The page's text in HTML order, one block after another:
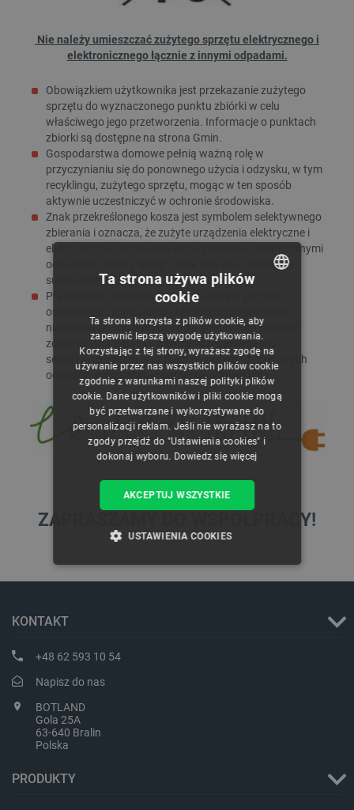
Nie należy umieszczać zużytego sprzętu elektrycznego i
elektronicznego łącznie z innymi odpadami.
Obowiązkiem użytkownika jest przekazanie zużytego
sprzętu do wyznaczonego punktu zbiórki w celu
właściwego jego przetworzenia. Informacje o punktach
zbiorki są dostępne na strona Gmin.
Gospodarstwa domowe pełnią ważną rolę w
przyczynianiu się do ponownego użycia i odzysku, w tym
recyklingu, zużytego sprzętu, mogąc w ten sposób
aktywnie uczestniczyć w ochronie środowiska.
Znak przekreślonego kosza jest symbolem selektywnego
zbierania i oznacza, że zużyte urządzenia elektryczne i
elektroniczne nie powinny być wyrzucane razem z innymi
odpadami. Zużyty sprzęt może zawierać szkodliwe
substancje (m.in. kadm, ołów, rtęć, freon).
Prawidłowa utylizacja zużytego sprzętu pomoże
oszczędzać cenne zasoby i zapobiec potencjalnie
niebezpiecznemu wpływowi na środowisko i ludzkie
zdrowie. W przypadku nieprzestrzegania zasad
selektywnej zbiórki oraz nieprawidłowej utylizacji tych
odpadów mogą zostać nałożone surowe kary.
ZAPRASZAMY DO WSPÓŁPRACY!
KONTAKT
+48 62 593 10 54
Napisz do nas
BOTLAND
Gola 25A
63-640 Bralin
Polska
PRODUKTY
CZECH
ENGLISH
GERMAN
Ta strona używa plików
cookie
Ta strona korzysta z plików cookie, aby
zapewnić lepszą wygodę użytkowania.
Korzystając z tej strony, wyrażasz zgodę na
używanie przez nas wszystkich plików cookie
zgodnie z warunkami naszej polityki plików
cookie. Dane użytkowników i pliki cookie mogą
być przetwarzane i wykorzystywane do
personalizacji reklam. Jeśli nie wyrażasz na to
zgody przejdź do "Ustawienia cookies" i
dokonaj wyboru. Dowiedz się więcej
AKCEPTUJ WSZYSTKIE
USTAWIENIA COOKIES